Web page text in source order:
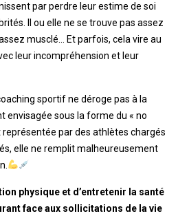
par perdre leur estime de soi
Il ou elle ne se trouve pas assez
musclé… Et parfois, cela vire au
leur incompréhension et leur
sportif ne déroge pas à la
envisagée sous la forme du « no
représentée par des athlètes chargés
elle ne remplit malheureusement
physique et d’entretenir la santé
face aux sollicitations de la vie